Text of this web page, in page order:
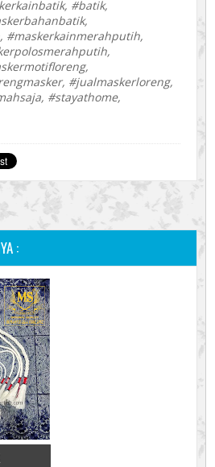
#batik,
#maskerkainmerahputih,
#jualmaskerloreng,
#stayathome,
: